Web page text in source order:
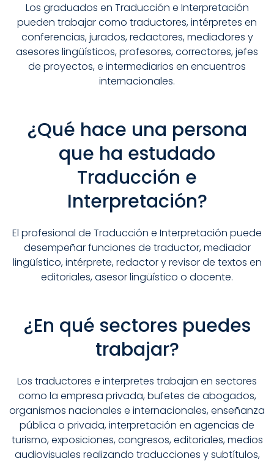
Los graduados en Traducción e Interpretación
pueden trabajar como traductores, intérpretes en
conferencias, jurados, redactores, mediadores y
asesores lingüísticos, profesores, correctores, jefes
de proyectos, e intermediarios en encuentros
internacionales.
¿Qué hace una persona
que ha estudado
Traducción e
Interpretación?
El profesional de Traducción e Interpretación puede
desempeñar funciones de traductor, mediador
lingüístico, intérprete, redactor y revisor de textos en
editoriales, asesor lingüístico o docente.
¿En qué sectores puedes
trabajar?
Los traductores e interpretes trabajan en sectores
como la empresa privada, bufetes de abogados,
organismos nacionales e internacionales, enseñanza
pública o privada, interpretación en agencias de
turismo, exposiciones, congresos, editoriales, medios
audiovisuales realizando traducciones y subtítulos,